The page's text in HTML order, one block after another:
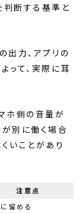
判断する基準と
出力、アプリの
って、実際に耳
ホ側の音量が
別に働く場合
いことがあり
注意点
留める